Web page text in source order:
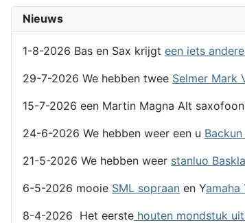
Nieuws
1-8-2026 Bas en Sax krijgt een iets
29-7-2026 We hebben twee Selmer Mark
15-7-2026 een Martin Magna Alt
24-6-2026 We hebben weer een u
21-5-2026 We hebben weer stanluo
6-5-2026 mooie SML sopraan en Yamaha
8-4-2026 Het eerste houten mondstuk